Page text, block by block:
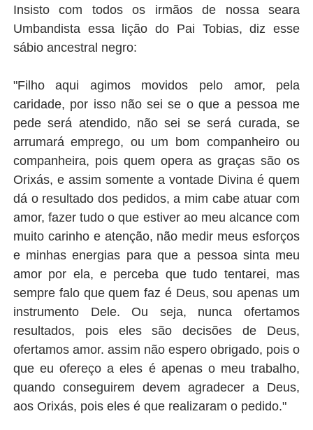
Insisto com todos os irmãos de nossa seara
Umbandista essa lição do Pai Tobias, diz esse
sábio ancestral negro:
"Filho aqui agimos movidos pelo amor, pela
caridade, por isso não sei se o que a pessoa me
pede será atendido, não sei se será curada, se
arrumará emprego, ou um bom companheiro ou
companheira, pois quem opera as graças são os
Orixás, e assim somente a vontade Divina é quem
dá o resultado dos pedidos, a mim cabe atuar com
amor, fazer tudo o que estiver ao meu alcance com
muito carinho e atenção, não medir meus esforços
e minhas energias para que a pessoa sinta meu
amor por ela, e perceba que tudo tentarei, mas
sempre falo que quem faz é Deus, sou apenas um
instrumento Dele. Ou seja, nunca ofertamos
resultados, pois eles são decisões de Deus,
ofertamos amor. assim não espero obrigado, pois o
que eu ofereço a eles é apenas o meu trabalho,
quando conseguirem devem agradecer a Deus,
aos Orixás, pois eles é que realizaram o pedido."